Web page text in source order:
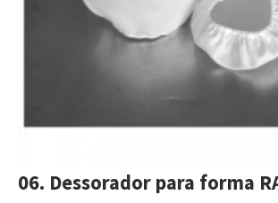
06. Dessorador para forma